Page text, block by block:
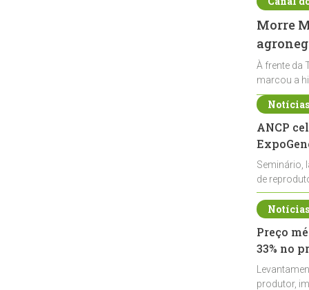
Morre
À frente da
marcou a
ANCP
Seminário,
de
durante a
Preço
33% no
produtor,